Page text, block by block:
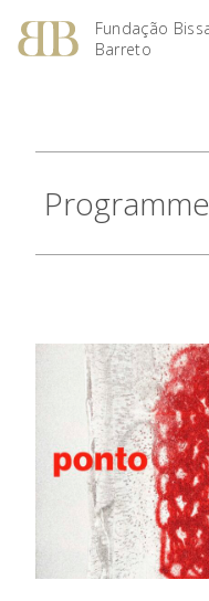
Fundação
Barreto
Programme